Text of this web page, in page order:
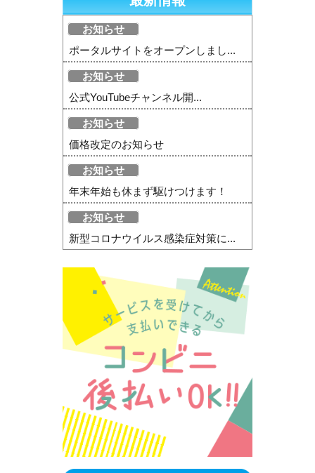
お知らせ
ポータルサイトをオープンしまし...
お知らせ
公式YouTubeチャンネル開...
お知らせ
価格改定のお知らせ
お知らせ
年末年始も休まず駆けつけます！
お知らせ
新型コロナウイルス感染症対策に...